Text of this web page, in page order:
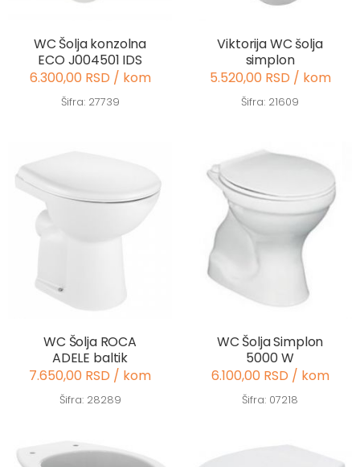
WC Šolja konzolna
ECO J004501 IDS
6.300,00 RSD / kom
Šifra: 27739
Viktorija WC šolja
simplon
5.520,00 RSD / kom
Šifra: 21609
WC Šolja ROCA
ADELE baltik
7.650,00 RSD / kom
Šifra: 28289
WC Šolja Simplon
5000 W
6.100,00 RSD / kom
Šifra: 07218